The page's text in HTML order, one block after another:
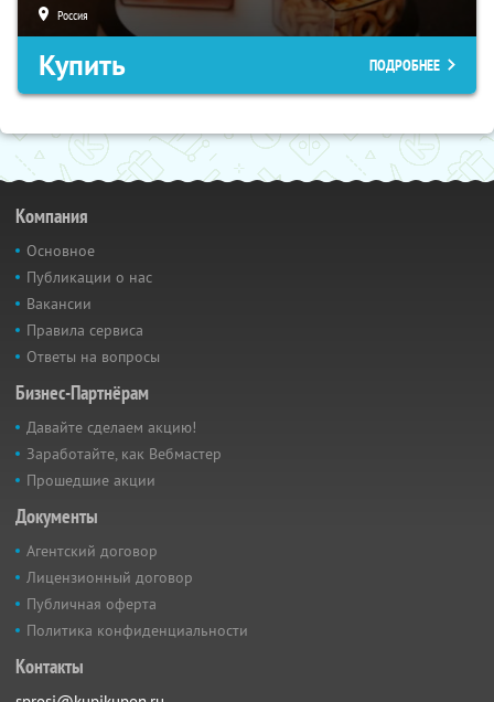
Россия
Купить ПОДРОБНЕЕ
Компания
Основное
Публикации о нас
Вакансии
Правила сервиса
Ответы на вопросы
Бизнес-Партнёрам
Давайте сделаем акцию!
Заработайте, как Вебмастер
Прошедшие акции
Документы
Агентский договор
Лицензионный договор
Публичная оферта
Политика конфиденциальности
Контакты